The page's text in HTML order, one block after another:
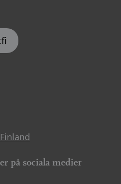
på sociala medier